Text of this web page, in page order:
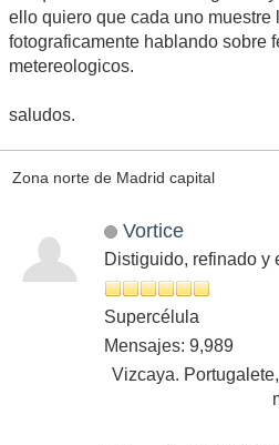
ello quiero que cada uno muestre
fotograficamente hablando sobre
metereologicos.
saludos.
Zona norte de Madrid capital
Vortice
Distiguido, refinado y
Supercélula
Mensajes: 9,989
Vizcaya.